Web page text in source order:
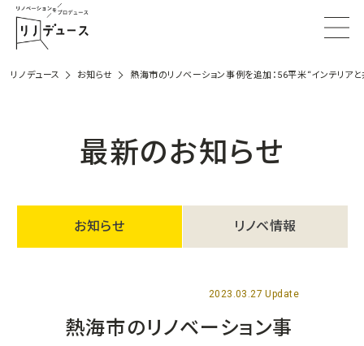
リノデュース お知らせ 熱海市のリノベーション事例を追加：56平米“インテリア
最新のお知らせ
お知らせ リノベ情報
2023.03.27 Update
熱海市のリノベーション事